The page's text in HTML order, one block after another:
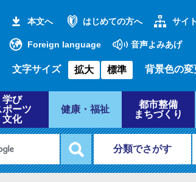
本文へ はじめての方へ サイ
Foreign language 音声よみあげ
文字サイズ 拡大 標準 背景色の変
学び
ポーツ
文化
健康・福祉
都市整備
まちづくり
分類でさがす